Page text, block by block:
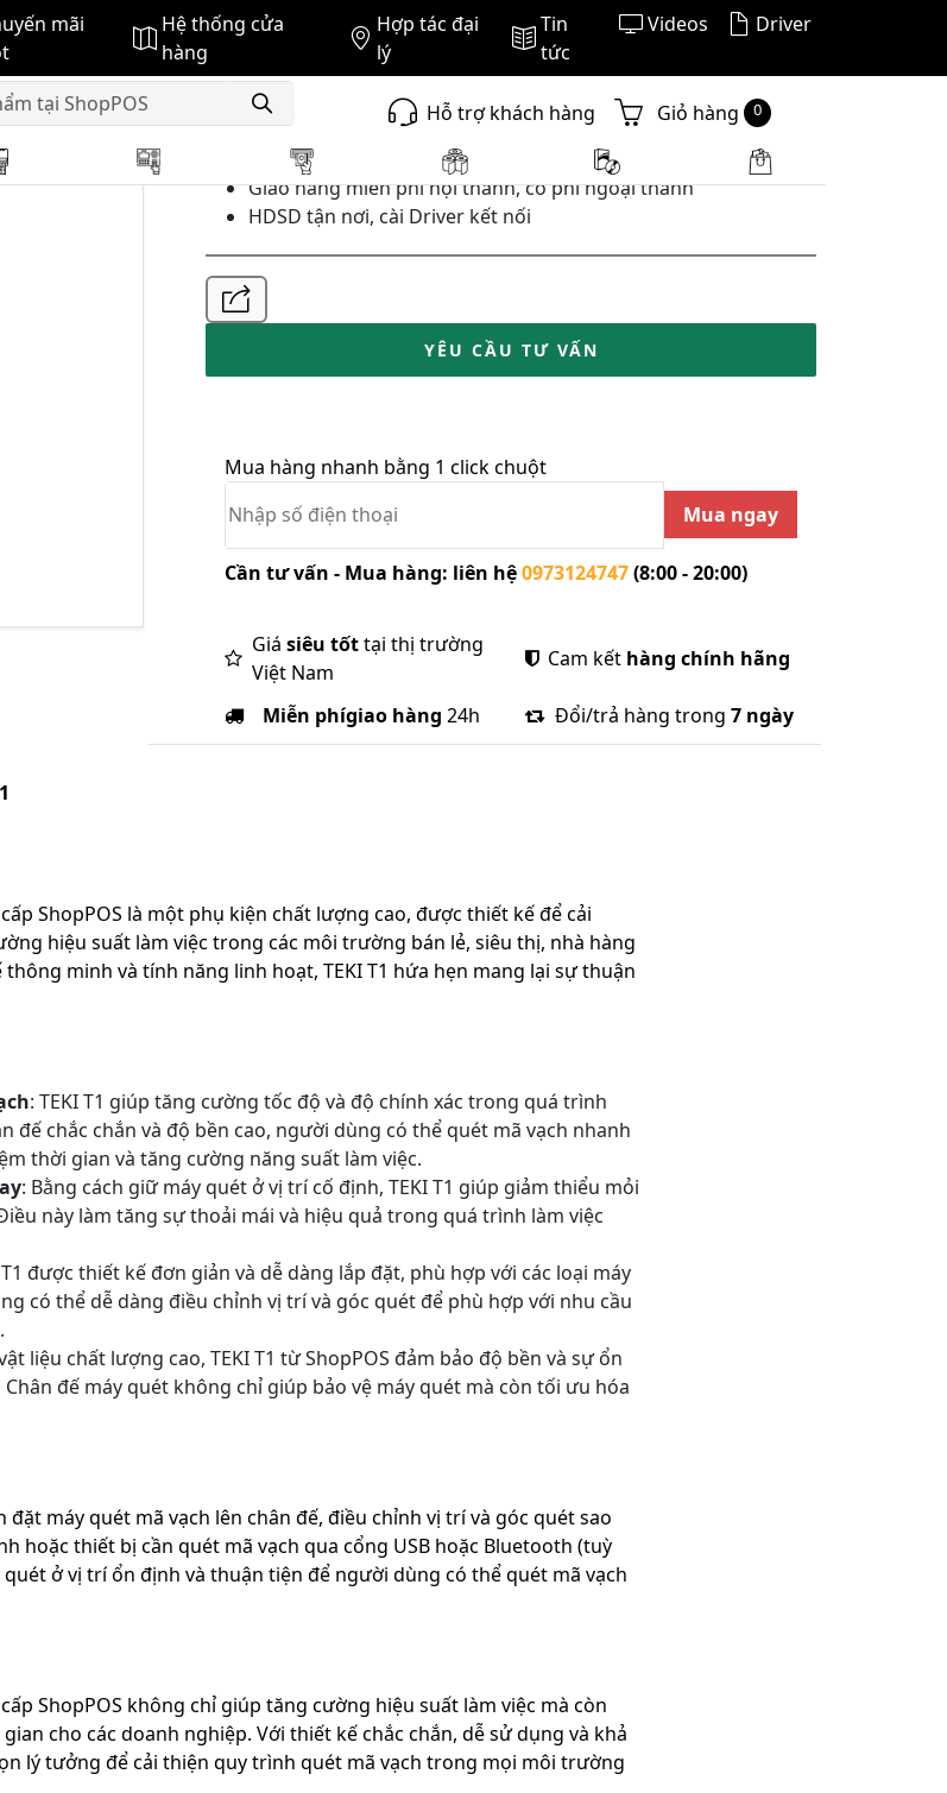
mãi
Hệ thống cửa
hàng
Hợp tác đại
lý
Tin
tức
Videos Driver
Hỗ trợ khách hàng Giỏ hàng 0
GIÁ BÁN :
Giao hàng miễn phí nội thành, có phí ngoại thành
HDSD tận nơi, cài Driver kết nối
YÊU CẦU TƯ VẤN
Mua hàng nhanh bằng 1 click chuột
Mua ngay
Cần tư vấn - Mua hàng: liên hệ0973124747(8:00 - 20:00)
Giá siêu tốttại thị trường
Việt Nam
Cam kết hàng chính hãng
Miễn phígiao hàng 24h Đổi/trả hàng trong 7 ngày
ShopPOS là một phụ kiện chất lượng cao, được thiết kế để cải
hiệu suất làm việc trong các môi trường bán lẻ, siêu thị, nhà hàng
minh và tính năng linh hoạt, TEKI T1 hứa hẹn mang lại sự thuận
: TEKI T1 giúp tăng cường tốc độ và độ chính xác trong quá trình
đế chắc chắn và độ bền cao, người dùng có thể quét mã vạch nhanh
thời gian và tăng cường năng suất làm việc.
: Bằng cách giữ máy quét ở vị trí cố định, TEKI T1 giúp giảm thiểu mỏi
này làm tăng sự thoải mái và hiệu quả trong quá trình làm việc
T1 được thiết kế đơn giản và dễ dàng lắp đặt, phù hợp với các loại máy
có thể dễ dàng điều chỉnh vị trí và góc quét để phù hợp với nhu cầu
liệu chất lượng cao, TEKI T1 từ ShopPOS đảm bảo độ bền và sự ổn
đế máy quét không chỉ giúp bảo vệ máy quét mà còn tối ưu hóa
máy quét mã vạch lên chân đế, điều chỉnh vị trí và góc quét sao
hoặc thiết bị cần quét mã vạch qua cổng USB hoặc Bluetooth (tuỳ
quét ở vị trí ổn định và thuận tiện để người dùng có thể quét mã vạch
ShopPOS không chỉ giúp tăng cường hiệu suất làm việc mà còn
cho các doanh nghiệp. Với thiết kế chắc chắn, dễ sử dụng và khả
lý tưởng để cải thiện quy trình quét mã vạch trong mọi môi trường